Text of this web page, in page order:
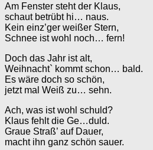
Am Fenster steht der Klaus,
schaut betrübt hi… naus.
Kein einz’ger weißer Stern,
Schnee ist wohl noch… fern!
Doch das Jahr ist alt,
Weihnacht` kommt schon… bald.
Es wäre doch so schön,
jetzt mal Weiß zu… sehn.
Ach, was ist wohl schuld?
Klaus fehlt die Ge…duld.
Graue Straß’ auf Dauer,
macht ihn ganz schön sauer.